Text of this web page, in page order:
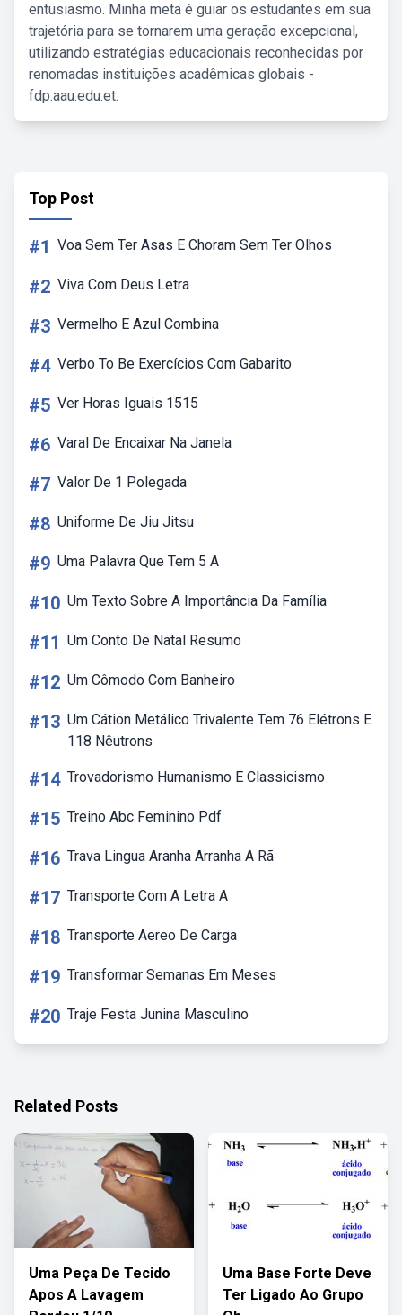
entusiasmo. Minha meta é guiar os estudantes em sua
trajetória para se tornarem uma geração excepcional,
utilizando estratégias educacionais reconhecidas por
renomadas instituições acadêmicas globais -
fdp.aau.edu.et.
Top Post
#1 Voa Sem Ter Asas E Choram Sem Ter Olhos
#2 Viva Com Deus Letra
#3 Vermelho E Azul Combina
#4 Verbo To Be Exercícios Com Gabarito
#5 Ver Horas Iguais 1515
#6 Varal De Encaixar Na Janela
#7 Valor De 1 Polegada
#8 Uniforme De Jiu Jitsu
#9 Uma Palavra Que Tem 5 A
#10 Um Texto Sobre A Importância Da Família
#11 Um Conto De Natal Resumo
#12 Um Cômodo Com Banheiro
#13 Um Cátion Metálico Trivalente Tem 76 Elétrons E
118 Nêutrons
#14 Trovadorismo Humanismo E Classicismo
#15 Treino Abc Feminino Pdf
#16 Trava Lingua Aranha Arranha A Rã
#17 Transporte Com A Letra A
#18 Transporte Aereo De Carga
#19 Transformar Semanas Em Meses
#20 Traje Festa Junina Masculino
Related Posts
Uma Peça De Tecido
Apos A Lavagem
Uma Base Forte Deve
Ter Ligado Ao Grupo